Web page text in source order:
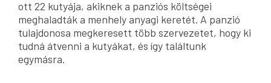
ott 22 kutyája, akiknek a panziós költségei
meghaladták a menhely anyagi keretét. A panzió
tulajdonosa megkeresett több szervezetet, hogy ki
tudná átvenni a kutyákat, és így találtunk
egymásra.